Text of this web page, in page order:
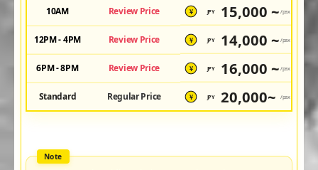
10AM Review Price ¥ JPY 15,000 ~ /pax
12PM - 4PM Review Price ¥ JPY 14,000 ~ /pax
6PM - 8PM Review Price ¥ JPY 16,000 ~ /pax
Standard Regular Price ¥ JPY 20,000~ /pax